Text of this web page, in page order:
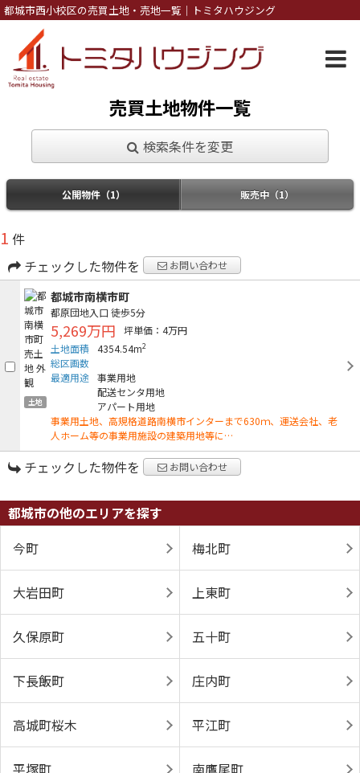
都城市西小校区の売買土地・売地一覧｜トミタハウジング
売買土地物件一覧
検索条件を変更
公開物件（1） 販売中（1）
1 件
チェックした物件を
お問い合わせ
土地
都城市南横市町
都原団地入口 徒歩5分
5,269万円
坪単価：4万円
土地面積
4354.54m2
総区画数
最適用途 事業用地
配送センタ用地
アパート用地
事業用土地、高規格道路南横市インターまで630ｍ、運送会社、老
人ホーム等の事業用施設の建築用地等に…
チェックした物件を お問い合わせ
都城市の他のエリアを探す
今町
梅北町
大岩田町 上東町
久保原町 五十町
下長飯町 庄内町
高城町桜木 平江町